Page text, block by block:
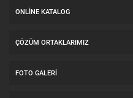
ONLINE KATALOG
ÇÖZÜM ORTAKLARIMIZ
FOTO GALERI